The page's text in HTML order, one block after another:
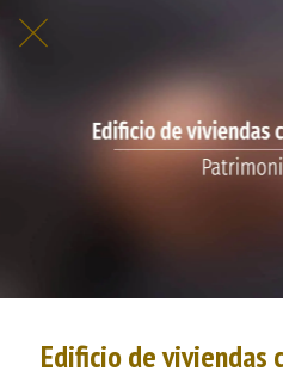
Edificio de viviendas